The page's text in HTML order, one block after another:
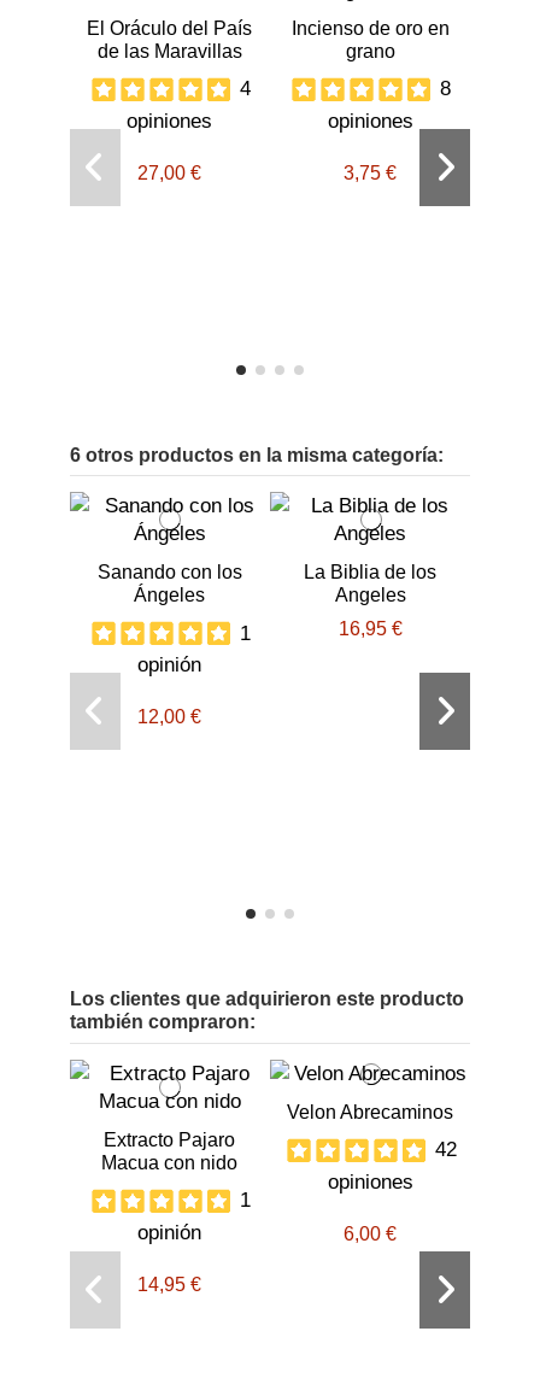
El Oráculo del País
de las Maravillas
4
opiniones
27,00 €
Incienso de oro en
grano
8
opiniones
3,75 €
6 otros productos en la misma categoría:
Sanando con los
Ángeles
1
opinión
12,00 €
La Biblia de los
Angeles
16,95 €
Los clientes que adquirieron este producto
también compraron:
Extracto Pajaro
Macua con nido
1
opinión
14,95 €
Velon Abrecaminos
42
opiniones
6,00 €